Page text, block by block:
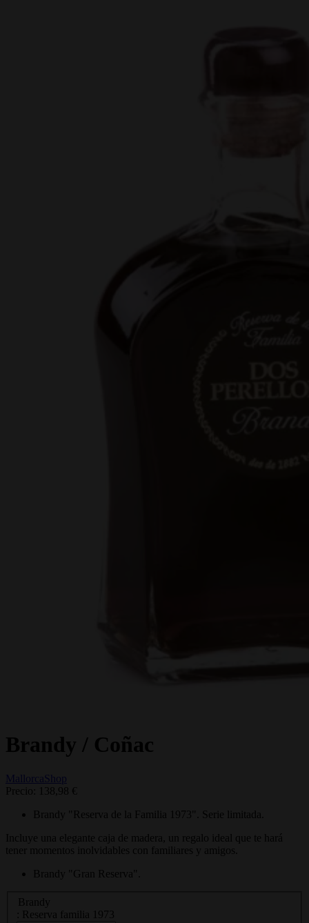
Brandy / Coñac
MallorcaShop
Precio:
138,98 €
Brandy "Reserva de la Familia 1973". Serie limitada.
Incluye una elegante caja de madera, un regalo ideal que te hará
tener momentos inolvidables con familiares y amigos.
Brandy "Gran Reserva".
Brandy
: Reserva familia 1973